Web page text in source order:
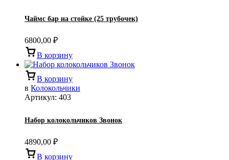
Чаймс бар на стойке (25 трубочек)
6800,00 ₽
В корзину
В корзину
в Колокольчики
Артикул: 403
Набор колокольчиков Звонок
4890,00 ₽
В корзину